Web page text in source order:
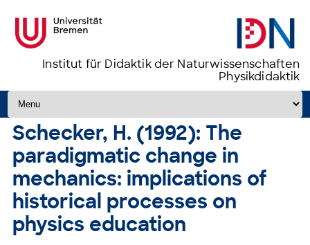
Institut für Didaktik der Naturwissenschaften
Physikdidaktik
Zum Inhalt springen
Schecker, H. (1992): The
paradigmatic change in
mechanics: implications of
historical processes on
physics education